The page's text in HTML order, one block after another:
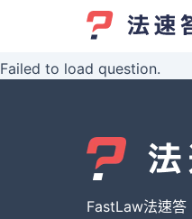
Failed to load question.
FastLaw法速答